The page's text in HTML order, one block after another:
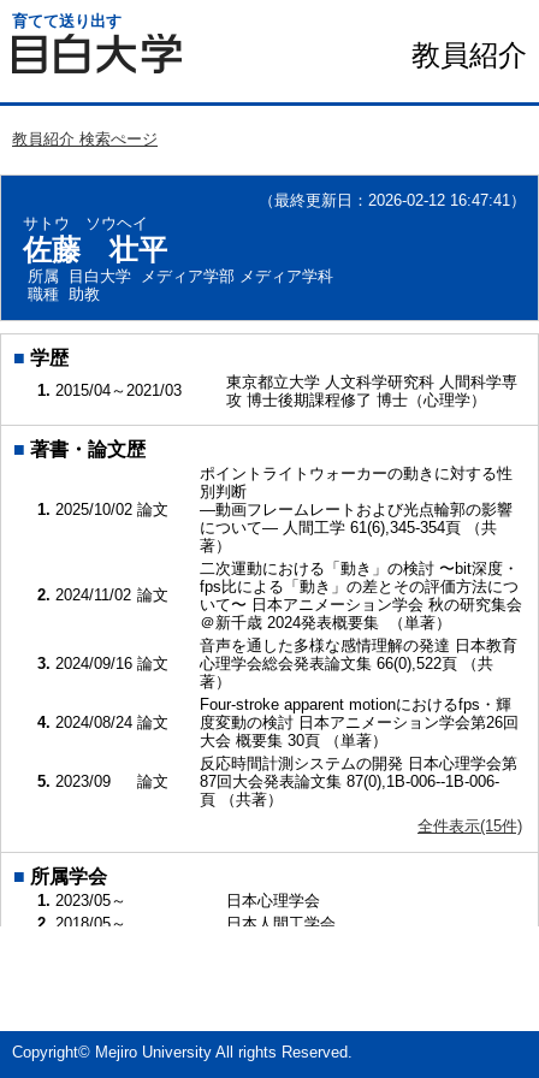
育てて送り出す
教員紹介
教員紹介 検索ぺージ
（最終更新日：2026-02-12 16:47:41）
サトウ ソウヘイ
佐藤 壮平
所属
目白大学 メディア学部 メディア学科
職種 助教
■ 学歴
1. 2015/04～2021/03
東京都立大学 人文科学研究科 人間科学専
攻 博士後期課程修了 博士（心理学）
■ 著書・論文歴
1. 2025/10/02 論文
ポイントライトウォーカーの動きに対する性
別判断
―動画フレームレートおよび光点輪郭の影響
について― 人間工学 61(6),345-354頁 （共
著）
2. 2024/11/02 論文
二次運動における「動き」の検討 〜bit深度・
fps比による「動き」の差とその評価方法につ
いて〜 日本アニメーション学会 秋の研究集会
＠新千歳 2024発表概要集 （単著）
3. 2024/09/16 論文
音声を通した多様な感情理解の発達 日本教育
心理学会総会発表論文集 66(0),522頁 （共
著）
4. 2024/08/24 論文
Four-stroke apparent motionにおけるfps・輝
度変動の検討 日本アニメーション学会第26回
大会 概要集 30頁 （単著）
5. 2023/09 論文
反応時間計測システムの開発 日本心理学会第
87回大会発表論文集 87(0),1B-006--1B-006-
頁 （共著）
全件表示(15件)
■ 所属学会
1. 2023/05～
日本心理学会
2. 2018/05～
日本人間工学会
Copyright© Mejiro University All rights Reserved.